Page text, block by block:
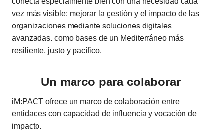
vez más visible: mejorar la gestión y el impacto de las
organizaciones mediante soluciones digitales
avanzadas. como bases de un Mediterráneo más
resiliente, justo y pacífico.
Un marco para colaborar
iM:PACT ofrece un marco de colaboración entre
entidades con capacidad de influencia y vocación de
impacto.